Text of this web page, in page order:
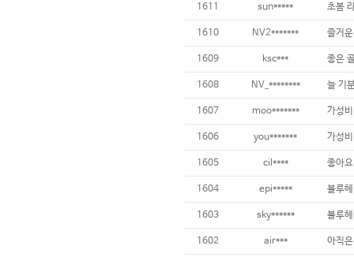
1611 sun***** 초봄
1610 NV2******* 즐거
1609 ksc*** 좋은
1608 NV_******** 늘 기
1607 moo******* 가성
1606 you******* 가성
1605 cil**** 좋아요
1604 epi***** 블루
1603 sky****** 블루
1602 air*** 아직